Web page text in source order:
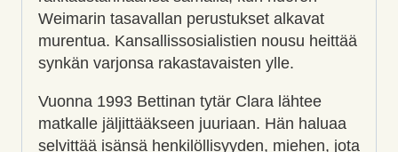
Weimarin tasavallan perustukset alkavat
murentua. Kansallissosialistien nousu heittää
synkän varjonsa rakastavaisten ylle.
Vuonna 1993 Bettinan tytär Clara lähtee
matkalle jäljittääkseen juuriaan. Hän haluaa
selvittää isänsä henkilöllisyyden, miehen, jota